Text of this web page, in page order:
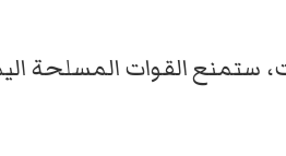
ستمنع القوات المسلحة